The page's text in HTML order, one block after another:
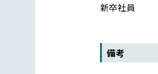
新卒社員
備考